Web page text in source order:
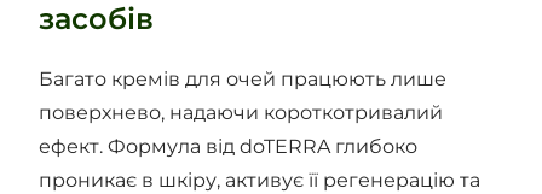
засобів
Багато кремів для очей працюють лише
поверхнево, надаючи короткотривалий
ефект. Формула від doTERRA глибоко
проникає в шкіру, активує її регенерацію та